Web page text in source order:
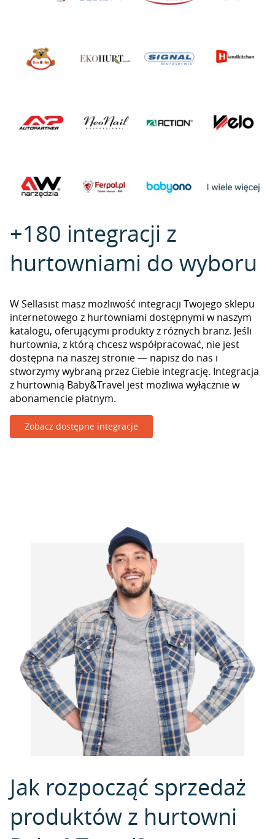
+180 integracji z
hurtowniami do wyboru
W Sellasist masz możliwość integracji Twojego sklepu
internetowego z hurtowniami dostępnymi w naszym
katalogu, oferującymi produkty z różnych branż. Jeśli
hurtownia, z którą chcesz współpracować, nie jest
dostępna na naszej stronie — napisz do nas i
stworzymy wybraną przez Ciebie integrację. Integracja
z hurtownią Baby&Travel jest możliwa wyłącznie w
abonamencie płatnym.
Zobacz dostępne integracje
Jak rozpocząć sprzedaż
produktów z hurtowni